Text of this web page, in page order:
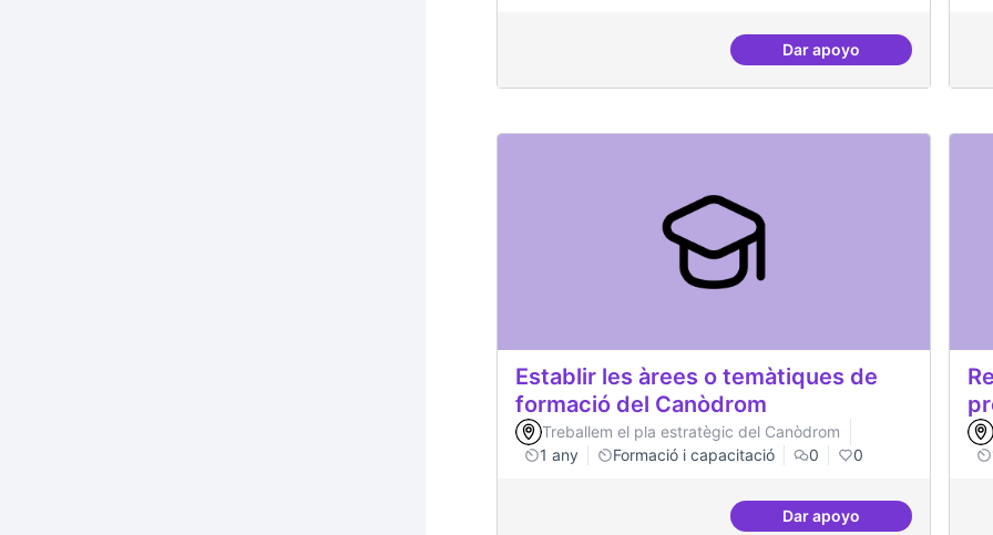
Dar apoyoLobby per FLOSS i
Establir les àrees o temàtiques de
formació del Canòdrom
Treballem el pla estratègic del Canòdrom
1 any
Formació i capacitació 0 0
Dar apoyoEstablir les àrees o